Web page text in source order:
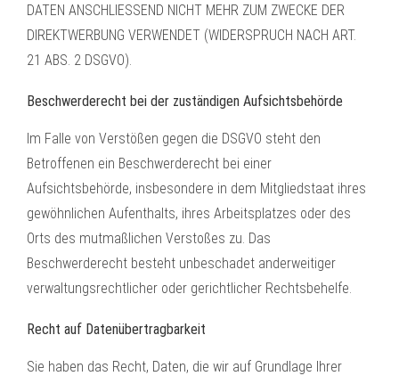
DATEN ANSCHLIESSEND NICHT MEHR ZUM ZWECKE DER
DIREKTWERBUNG VERWENDET (WIDERSPRUCH NACH ART.
21 ABS. 2 DSGVO).
Beschwerde­recht bei der zuständigen Aufsichts­behörde
Im Falle von Verstößen gegen die DSGVO steht den
Betroffenen ein Beschwerderecht bei einer
Aufsichtsbehörde, insbesondere in dem Mitgliedstaat ihres
gewöhnlichen Aufenthalts, ihres Arbeitsplatzes oder des
Orts des mutmaßlichen Verstoßes zu. Das
Beschwerderecht besteht unbeschadet anderweitiger
verwaltungsrechtlicher oder gerichtlicher Rechtsbehelfe.
Recht auf Daten­übertrag­barkeit
Sie haben das Recht, Daten, die wir auf Grundlage Ihrer